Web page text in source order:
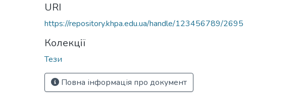
URI
https://repository.khpa.edu.ua/handle/123456789/2695
Колекції
Тези
Повна інформація про документ